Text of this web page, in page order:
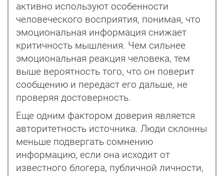
активно используют особенности
человеческого восприятия, понимая, что
эмоциональная информация снижает
критичность мышления. Чем сильнее
эмоциональная реакция человека, тем
выше вероятность того, что он поверит
сообщению и передаст его дальше, не
проверяя достоверность.
Еще одним фактором доверия является
авторитетность источника. Люди склонны
меньше подвергать сомнению
информацию, если она исходит от
известного блогера, публичной личности,